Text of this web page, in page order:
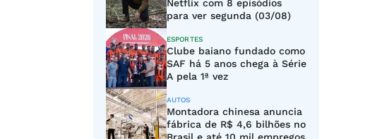
Netflix com 8 episódios
para ver segunda (03/08)
ESPORTES
Clube baiano fundado como
SAF há 5 anos chega à Série
A pela 1ª vez
AUTOS
Montadora chinesa anuncia
fábrica de R$ 4,6 bilhões no